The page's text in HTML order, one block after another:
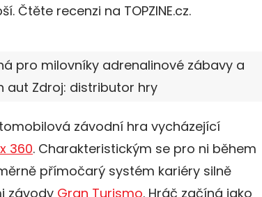
Čtěte recenzi na TOPZINE.cz.
pro milovníky adrenalinové zábavy a
aut Zdroj: distributor hry
závodní hra vycházející
360. Charakteristickým se pro ni během
přímočarý systém kariéry silně
závody Gran Turismo. Hráč začíná jako